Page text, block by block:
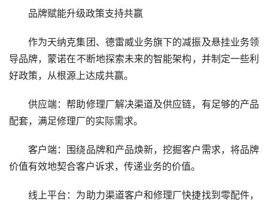
品牌赋能升级政策支持共赢
作为天纳克集团、德雷威业务旗下的减振及悬挂业务领
导品牌，蒙诺在不断地探索未来的智能架构，并制定一些利
好政策，从根源上达成共赢。
供应端：帮助修理厂解决渠道及供应链，有足够的产品
配套，满足修理厂的实际需求。
客户端：围绕品牌和产品焕新，挖掘客户需求，将品牌
价值有效地契合客户诉求，传递业务的价值。
线上平台：为助力渠道客户和修理厂快捷找到零配件，